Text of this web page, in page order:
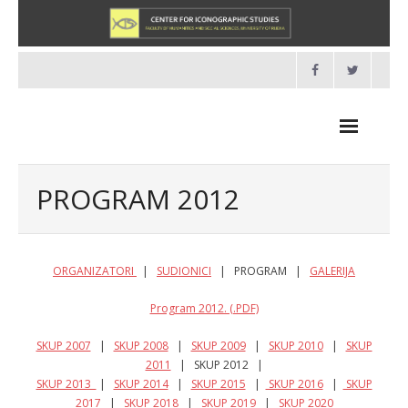
content
PROGRAM 2012
ORGANIZATORI | SUDIONICI | PROGRAM | GALERIJA
Program 2012. (.PDF)
SKUP 2007 | SKUP 2008| SKUP 2009| SKUP 2010| SKUP
2011
| SKUP 2012 |
SKUP 2013
| SKUP 2014| SKUP 2015 | SKUP 2016|
SKUP
2017
| SKUP 2018| SKUP 2019| SKUP 2020